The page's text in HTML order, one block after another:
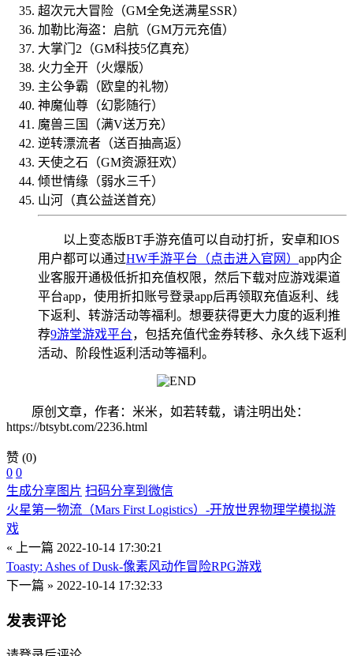
超次元大冒险（GM全免送满星SSR）
加勒比海盗：启航（GM万元充值）
大掌门2（GM科技5亿真充）
火力全开（火爆版）
主公争霸（欧皇的礼物）
神魔仙尊（幻影随行）
魔兽三国（满V送万充）
逆转漂流者（送百抽高返）
天使之石（GM资源狂欢）
倾世情缘（弱水三千）
山河（真公益送首充）
以上变态版BT手游充值可以自动打折，安卓和IOS
用户都可以通过HW手游平台（点击进入官网） app内企
业客服开通极低折扣充值权限，然后下载对应游戏渠道
平台app，使用折扣账号登录app后再领取充值返利、线
下返利、转游活动等福利。想要获得更大力度的返利推
荐9游堂游戏平台，包括充值代金券转移、永久线下返利
活动、阶段性返利活动等福利。
原创文章，作者：米米，如若转载，请注明出处：
https://btsybt.com/2236.html
赞 (0)
0 0
生成分享图片 扫码分享到微信
火星第一物流（Mars First Logistics）-开放世界物理学模拟游
戏
« 上一篇 2022-10-14 17:30:21
Toasty: Ashes of Dusk-像素风动作冒险RPG游戏
下一篇 » 2022-10-14 17:32:33
发表评论